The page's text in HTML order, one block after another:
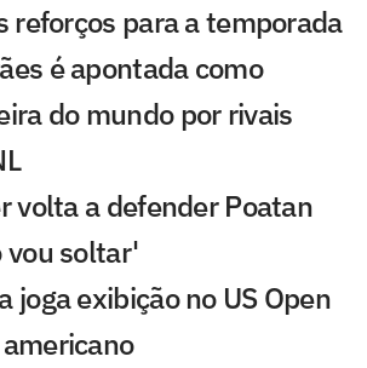
reforços para a temporada
é apontada como
do mundo por rivais
volta a defender Poatan
vou soltar'
joga exibição no US Open